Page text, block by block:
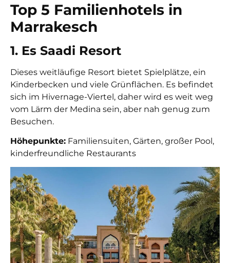
Top 5 Familienhotels in
Marrakesch
1. Es Saadi Resort
Dieses weitläufige Resort bietet Spielplätze, ein
Kinderbecken und viele Grünflächen. Es befindet
sich im Hivernage-Viertel, daher wird es weit weg
vom Lärm der Medina sein, aber nah genug zum
Besuchen.
Höhepunkte: Familiensuiten, Gärten, großer Pool,
kinderfreundliche Restaurants